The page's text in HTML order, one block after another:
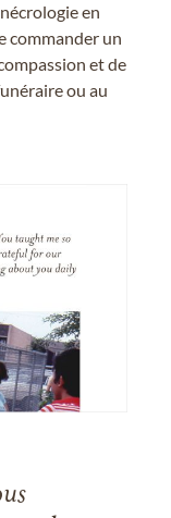
en
commander un
et de
ou au